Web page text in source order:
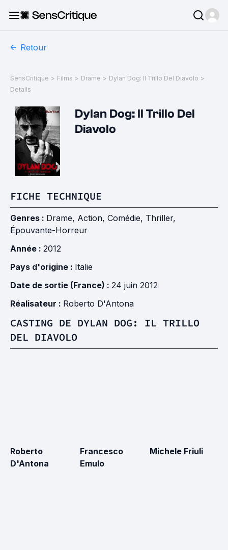
Retour
SensCritique > Films > Drame > Dylan Dog: Il Trillo Del Diavolo >
Details
Dylan Dog: Il Trillo Del
Diavolo
FICHE TECHNIQUE
Genres : Drame, Action, Comédie, Thriller,
Épouvante-Horreur
Année : 2012
Pays d'origine : Italie
Date de sortie (France) : 24 juin 2012
Réalisateur : Roberto D'Antona
CASTING DE DYLAN DOG: IL TRILLO
DEL DIAVOLO
Roberto
D'Antona
Francesco
Emulo
Michele Friuli